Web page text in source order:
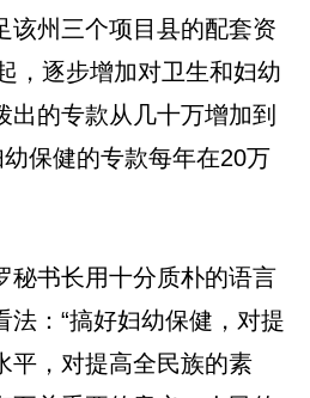
该州三个项目县的配套资
，逐步增加对卫生和妇幼
出的专款从几十万增加到
保健的专款每年在20万
秘书长用十分质朴的语言
法：“搞好妇幼保健，对提
平，对提高全民族的素